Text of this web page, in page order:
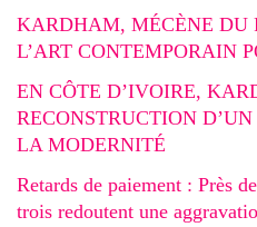
KARDHAM, MÉCÈNE DU
L’ART CONTEMPORAIN
EN CÔTE D’IVOIRE,
RECONSTRUCTION
LA MODERNITÉ
Retards de paiement : Près
trois redoutent une